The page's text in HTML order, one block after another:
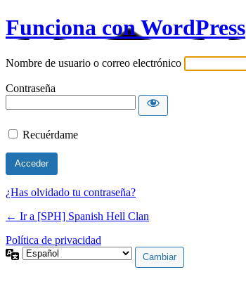
Funciona con WordPress
Nombre de usuario o correo electrónico
Contraseña
Recuérdame
¿Has olvidado tu contraseña?
← Ir a [SPH] Spanish Hell Clan
Política de privacidad
Idioma